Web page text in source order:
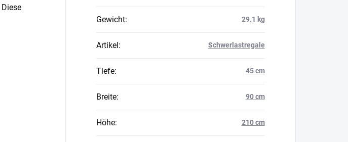
Gewicht: 29.1 kg
Artikel: Schwerlastregale
Tiefe: 45 cm
Breite: 90 cm
Höhe: 210 cm